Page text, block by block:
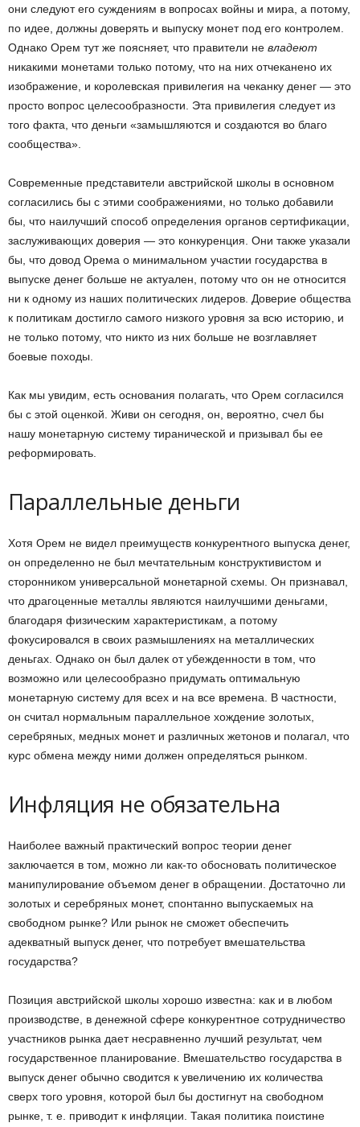
они следуют его суждениям в вопросах войны и мира, а потому,
по идее, должны доверять и выпуску монет под его контролем.
Однако Орем тут же поясняет, что правители не владеют
никакими монетами только потому, что на них отчеканено их
изображение, и королевская привилегия на чеканку денег — это
просто вопрос целесообразности. Эта привилегия следует из
того факта, что деньги «замышляются и создаются во благо
сообщества».
Современные представители австрийской школы в основном
согласились бы с этими соображениями, но только добавили
бы, что наилучший способ определения органов сертификации,
заслуживающих доверия — это конкуренция. Они также указали
бы, что довод Орема о минимальном участии государства в
выпуске денег больше не актуален, потому что он не относится
ни к одному из наших политических лидеров. Доверие общества
к политикам достигло самого низкого уровня за всю историю, и
не только потому, что никто из них больше не возглавляет
боевые походы.
Как мы увидим, есть основания полагать, что Орем согласился
бы с этой оценкой. Живи он сегодня, он, вероятно, счел бы
нашу монетарную систему тиранической и призывал бы ее
реформировать.
Параллельные деньги
Хотя Орем не видел преимуществ конкурентного выпуска денег,
он определенно не был мечтательным конструктивистом и
сторонником универсальной монетарной схемы. Он признавал,
что драгоценные металлы являются наилучшими деньгами,
благодаря физическим характеристикам, а потому
фокусировался в своих размышлениях на металлических
деньгах. Однако он был далек от убежденности в том, что
возможно или целесообразно придумать оптимальную
монетарную систему для всех и на все времена. В частности,
он считал нормальным параллельное хождение золотых,
серебряных, медных монет и различных жетонов и полагал, что
курс обмена между ними должен определяться рынком.
Инфляция не обязательна
Наиболее важный практический вопрос теории денег
заключается в том, можно ли как-то обосновать политическое
манипулирование объемом денег в обращении. Достаточно ли
золотых и серебряных монет, спонтанно выпускаемых на
свободном рынке? Или рынок не сможет обеспечить
адекватный выпуск денег, что потребует вмешательства
государства?
Позиция австрийской школы хорошо известна: как и в любом
производстве, в денежной сфере конкурентное сотрудничество
участников рынка дает несравненно лучший результат, чем
государственное планирование. Вмешательство государства в
выпуск денег обычно сводится к увеличению их количества
сверх того уровня, которой был бы достигнут на свободном
рынке, т. е. приводит к инфляции. Такая политика поистине